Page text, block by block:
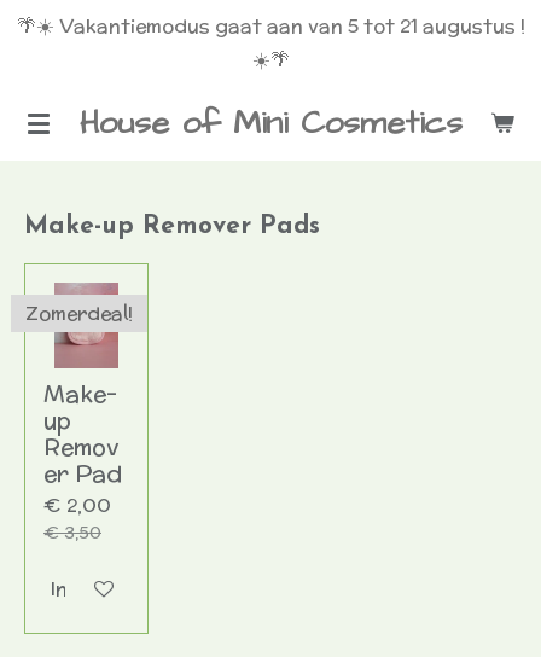
Ga
de
House of Mini Cosmetics
🌴☀️ Vakantiemodus gaat aan van 5 tot 21 augustus !
☀️🌴
Make-up Remover Pads
Zomerdeal!
Make-
up
Remov
er Pad
€ 2,00
€ 3,50
In winkelwagen